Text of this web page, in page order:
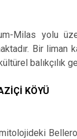
Milas yolu
Bir liman
balıkçılık
KÖYÜ